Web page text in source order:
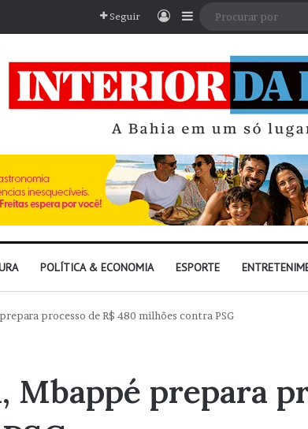
Seguir EntrarBarra Lateral
POLÍTICA & ECONOMIA ESPORTE
processo de R$ 480 milhões contra PSG
Mbappé prepara